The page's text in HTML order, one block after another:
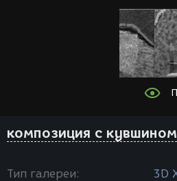
композиция с кувшином
Тип галереи: 3D